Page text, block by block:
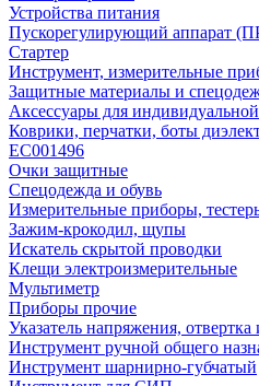
Устройства питания
Пускорегулирующий аппарат
Стартер
Инструмент, измерительные
Защитные материалы и
Аксессуары для
Коврики, перчатки, боты
EC001496
Очки защитные
Спецодежда и обувь
Измерительные приборы,
Зажим-крокодил, щупы
Искатель скрытой проводки
Клещи электроизмерительные
Мультиметр
Приборы прочие
Указатель напряжения, отвертка
Инструмент ручной общего
Инструмент шарнирно-губчатый